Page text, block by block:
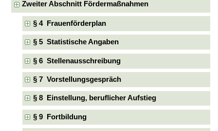
Zweiter Abschnitt Fördermaßnahmen
§ 4 Frauenförderplan
§ 5 Statistische Angaben
§ 6 Stellenausschreibung
§ 7 Vorstellungsgespräch
§ 8 Einstellung, beruflicher Aufstieg
§ 9 Fortbildung